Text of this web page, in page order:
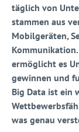
täglich von
stammen aus
Mobilgeräten,
ermöglicht es
gewinnen und
Big Data ist ein
was genau